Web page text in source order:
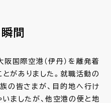
間
国際空港（伊丹）を離発着
がありました。就職活動の
の皆さまが、目的地へ行け
ましたが、他空港の便と地